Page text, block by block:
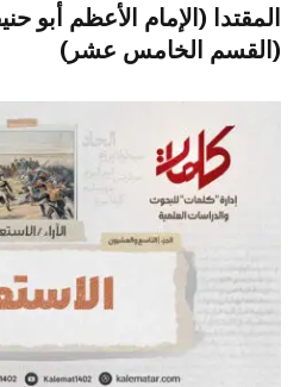
المقتدا (الإمام الأعظم أبو
(القسم الخامس عشر)